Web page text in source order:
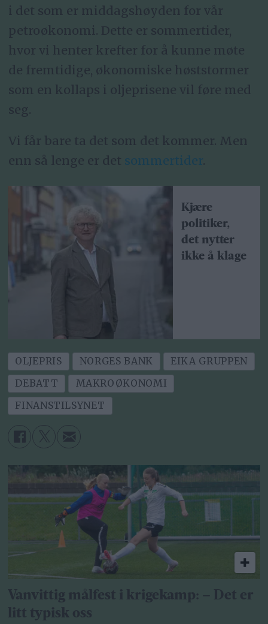
i det som er middagshøyden for vår
petroøkonomi. Dette er sommertider,
hvor vi henter krefter for å kunne møte
de fremtidige, økonomiske høststormer
som en kollaps i oljeprisene vil føre med
seg.
Vi får bare ta det som det kommer. Men
enn så lenge er det sommertider.
Kjære
politiker,
det nytter
ikke å klage
OLJEPRIS NORGES BANK
EIKA GRUPPEN
DEBATT
MAKROØKONOMI
FINANSTILSYNET
Vanvittig målfest i krigekamp: – Det er
litt typisk oss